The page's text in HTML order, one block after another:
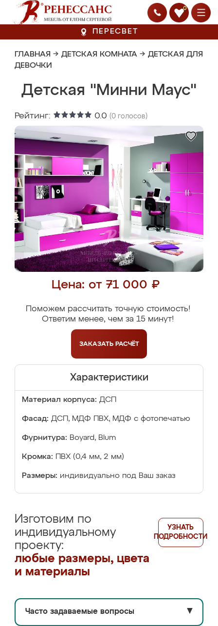
0
ПЕРЕСВЕТ
ГЛАВНАЯ → ДЕТСКАЯ КОМНАТА → ДЕТСКАЯ ДЛЯ
ДЕВОЧКИ
Детская "Минни Маус"
Рейтинг: 0.0 (0 голосов)
Цена: от 71 000 ₽
Поможем рассчитать точную стоимость!
Ответим менее, чем за 15 минут!
ЗАКАЗАТЬ РАСЧЁТ
Характеристики
Материал корпуса: ДСП
Фасад: ДСП, МДФ ПВХ, МДФ с фотопечатью
Фурнитура: Boyard, Blum
Кромка: ПВХ (0,4 мм, 2 мм)
Размеры: индивидуально под Ваш заказ
Изготовим по
индивидуальному
проекту:
любые размеры, цвета
и материалы
УЗНАТЬ
ПОДРОБНОСТИ
Часто задаваемые вопросы ▼